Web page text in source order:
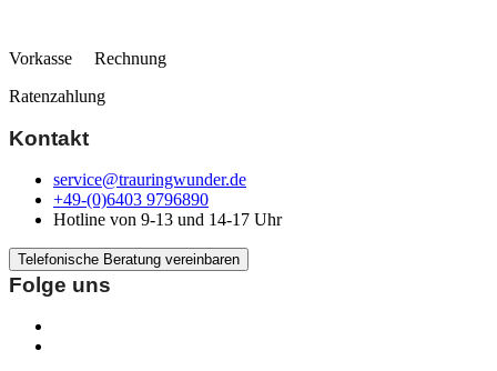
Vorkasse Rechnung
Ratenzahlung
Kontakt
service@trauringwunder.de
+49-(0)6403 9796890
Hotline von 9-13 und 14-17 Uhr
Telefonische Beratung vereinbaren
Folge uns